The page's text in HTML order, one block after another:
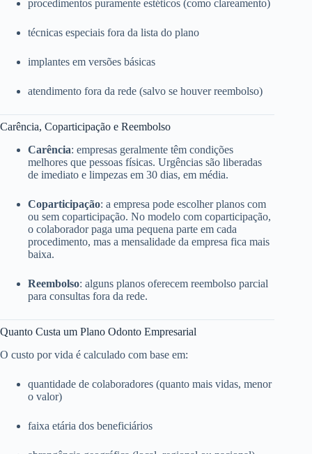
procedimentos puramente estéticos (como clareamento)
técnicas especiais fora da lista do plano
implantes em versões básicas
atendimento fora da rede (salvo se houver reembolso)
Carência, Coparticipação e Reembolso
Carência: empresas geralmente têm condições
melhores que pessoas físicas. Urgências são liberadas
de imediato e limpezas em 30 dias, em média.
Coparticipação: a empresa pode escolher planos com
ou sem coparticipação. No modelo com coparticipação,
o colaborador paga uma pequena parte em cada
procedimento, mas a mensalidade da empresa fica mais
baixa.
Reembolso: alguns planos oferecem reembolso parcial
para consultas fora da rede.
Quanto Custa um Plano Odonto Empresarial
O custo por vida é calculado com base em:
quantidade de colaboradores (quanto mais vidas, menor
o valor)
faixa etária dos beneficiários